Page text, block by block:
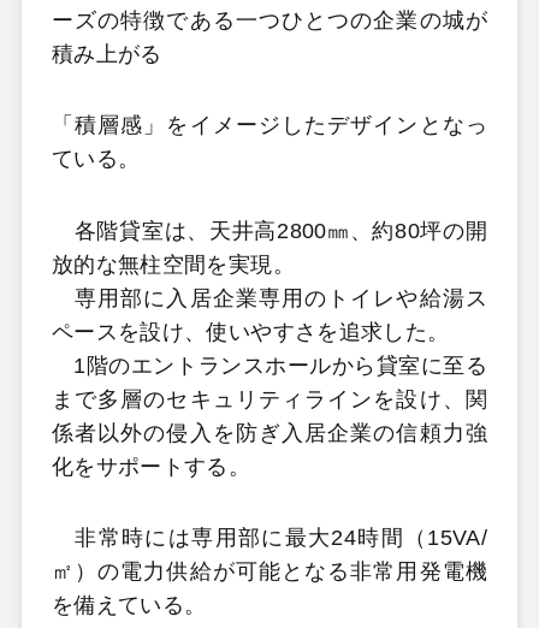
ーズの特徴である一つひとつの企業の城が
積み上がる
「積層感」をイメージしたデザインとなっ
ている。
各階貸室は、天井高2800㎜、約80坪の開
放的な無柱空間を実現。
専用部に入居企業専用のトイレや給湯ス
ペースを設け、使いやすさを追求した。
1階のエントランスホールから貸室に至る
まで多層のセキュリティラインを設け、関
係者以外の侵入を防ぎ入居企業の信頼力強
化をサポートする。
非常時には専用部に最大24時間（15VA/
㎡）の電力供給が可能となる非常用発電機
を備えている。